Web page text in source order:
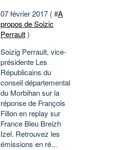
07 février 2017 ( #A
propos de Soizic
Perrault)
Soizig Perrault, vice-
présidente Les
Républicains du
conseil départemental
du Morbihan sur la
réponse de François
Fillon en replay sur
France Bleu Breizh
Izel. Retrouvez les
émissions en ré...